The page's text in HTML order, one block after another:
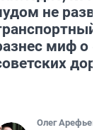
не
миф о
Олег Арефьев